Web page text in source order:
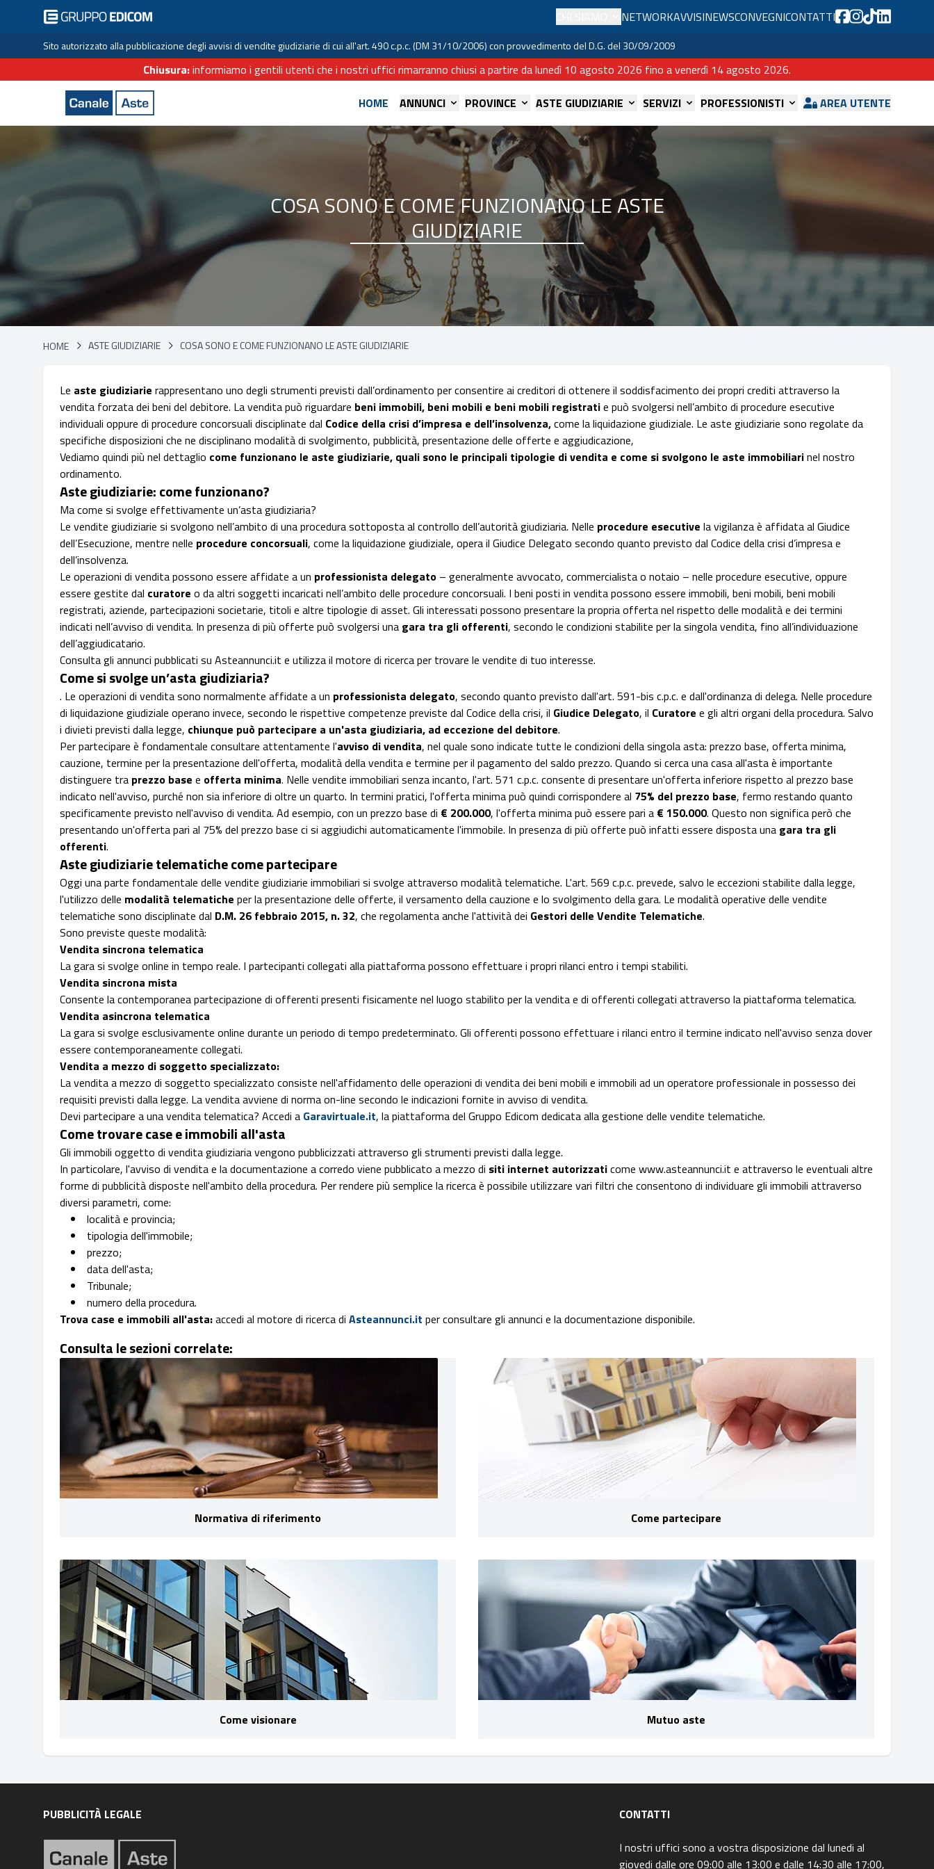
NETWORKAVVISINEWSCONVEGNICONTATTI
Sito autorizzato alla pubblicazione degli avvisi di vendite giudiziarie di cui all'art. 490 c.p.c. (DM 31/10/2006) con provvedimento del D.G. del 30/09/2009
Chiusura:informiamo i gentili utenti che i nostri uffici rimarranno chiusi a partire da lunedì 10 agosto 2026 fino a venerdì 14 agosto 2026.
HOME
ANNUNCI PROVINCE ASTE GIUDIZIARIE SERVIZI PROFESSIONISTI AREA UTENTE
COSA SONO E COME FUNZIONANO LE ASTE
GIUDIZIARIE
HOMEHOMEASTE GIUDIZIARIE COSA SONO E COME FUNZIONANO LE ASTE GIUDIZIARIE
Le aste giudiziarie rappresentano uno degli strumenti previsti dall’ordinamento per consentire ai creditori di ottenere il soddisfacimento dei propri crediti attraverso la
vendita forzata dei beni del debitore. La vendita può riguardare beni immobili, beni mobili e beni mobili registratie può svolgersi nell’ambito di procedure esecutive
individuali oppure di procedure concorsuali disciplinate dal Codice della crisi d’impresa e dell’insolvenza,come la liquidazione giudiziale. Le aste giudiziarie sono regolate da
specifiche disposizioni che ne disciplinano modalità di svolgimento, pubblicità, presentazione delle offerte e aggiudicazione,
Vediamo quindi più nel dettaglio come funzionano le aste giudiziarie, quali sono le principali tipologie di vendita e come si svolgono le aste immobiliarinel nostro
ordinamento.
Aste giudiziarie: come funzionano?
Ma come si svolge effettivamente un’asta giudiziaria?
Le vendite giudiziarie si svolgono nell’ambito di una procedura sottoposta al controllo dell’autorità giudiziaria. Nelle procedure esecutive la vigilanza è affidata al Giudice
dell’Esecuzione, mentre nelle procedure concorsuali, come la liquidazione giudiziale, opera il Giudice Delegato secondo quanto previsto dal Codice della crisi d’impresa e
dell’insolvenza.
Le operazioni di vendita possono essere affidate a un professionista delegato – generalmente avvocato, commercialista o notaio – nelle procedure esecutive, oppure
essere gestite dal curatore o da altri soggetti incaricati nell’ambito delle procedure concorsuali. I beni posti in vendita possono essere immobili, beni mobili, beni mobili
registrati, aziende, partecipazioni societarie, titoli e altre tipologie di asset. Gli interessati possono presentare la propria offerta nel rispetto delle modalità e dei termini
indicati nell’avviso di vendita. In presenza di più offerte può svolgersi una gara tra gli offerenti, secondo le condizioni stabilite per la singola vendita, fino all’individuazione
dell’aggiudicatario.
Consulta gli annunci pubblicati su Asteannunci.it e utilizza il motore di ricerca per trovare le vendite di tuo interesse.
Come si svolge un’asta giudiziaria?
. Le operazioni di vendita sono normalmente affidate a un professionista delegato, secondo quanto previsto dall'art. 591-bis c.p.c. e dall'ordinanza di delega. Nelle procedure
di liquidazione giudiziale operano invece, secondo le rispettive competenze previste dal Codice della crisi, il Giudice Delegato, il Curatore e gli altri organi della procedura. Salvo
i divieti previsti dalla legge, chiunque può partecipare a un'asta giudiziaria, ad eccezione del debitore.
Per partecipare è fondamentale consultare attentamente l'avviso di vendita, nel quale sono indicate tutte le condizioni della singola asta: prezzo base, offerta minima,
cauzione, termine per la presentazione dell'offerta, modalità della vendita e termine per il pagamento del saldo prezzo. Quando si cerca una casa all'asta è importante
distinguere tra prezzo base e offerta minima. Nelle vendite immobiliari senza incanto, l'art. 571 c.p.c. consente di presentare un'offerta inferiore rispetto al prezzo base
indicato nell'avviso, purché non sia inferiore di oltre un quarto. In termini pratici, l'offerta minima può quindi corrispondere al 75% del prezzo base, fermo restando quanto
specificamente previsto nell'avviso di vendita. Ad esempio, con un prezzo base di € 200.000, l'offerta minima può essere pari a € 150.000. Questo non significa però che
presentando un'offerta pari al 75% del prezzo base ci si aggiudichi automaticamente l'immobile. In presenza di più offerte può infatti essere disposta una gara tra gli
offerenti.
Aste giudiziarie telematiche come partecipare
Oggi una parte fondamentale delle vendite giudiziarie immobiliari si svolge attraverso modalità telematiche. L'art. 569 c.p.c. prevede, salvo le eccezioni stabilite dalla legge,
l'utilizzo delle modalità telematiche per la presentazione delle offerte, il versamento della cauzione e lo svolgimento della gara. Le modalità operative delle vendite
telematiche sono disciplinate dal D.M. 26 febbraio 2015, n. 32, che regolamenta anche l'attività dei Gestori delle Vendite Telematiche.
Sono previste queste modalità:
Vendita sincrona telematica
La gara si svolge online in tempo reale. I partecipanti collegati alla piattaforma possono effettuare i propri rilanci entro i tempi stabiliti.
Vendita sincrona mista
Consente la contemporanea partecipazione di offerenti presenti fisicamente nel luogo stabilito per la vendita e di offerenti collegati attraverso la piattaforma telematica.
Vendita asincrona telematica
La gara si svolge esclusivamente online durante un periodo di tempo predeterminato. Gli offerenti possono effettuare i rilanci entro il termine indicato nell'avviso senza dover
essere contemporaneamente collegati.
Vendita a mezzo di soggetto specializzato:
La vendita a mezzo di soggetto specializzato consiste nell'affidamento delle operazioni di vendita dei beni mobili e immobili ad un operatore professionale in possesso dei
requisiti previsti dalla legge. La vendita avviene di norma on-line secondo le indicazioni fornite in avviso di vendita.
Devi partecipare a una vendita telematica? Accedi a Garavirtuale.it, la piattaforma del Gruppo Edicom dedicata alla gestione delle vendite telematiche.
Come trovare case e immobili all'asta
Gli immobili oggetto di vendita giudiziaria vengono pubblicizzati attraverso gli strumenti previsti dalla legge.
In particolare, l'avviso di vendita e la documentazione a corredo viene pubblicato a mezzo di siti internet autorizzaticome www.asteannunci.it e attraverso le eventuali altre
forme di pubblicità disposte nell'ambito della procedura. Per rendere più semplice la ricerca è possibile utilizzare vari filtri che consentono di individuare gli immobili attraverso
diversi parametri, come:
località e provincia;
tipologia dell'immobile;
prezzo;
data dell'asta;
Tribunale;
numero della procedura.
Trova case e immobili all'asta:accedi al motore di ricerca di Asteannunci.it per consultare gli annunci e la documentazione disponibile.
Consulta le sezioni correlate:
Normativa di riferimento Come partecipare
Come visionare Mutuo aste
PUBBLICITÀ LEGALE
CONTATTI
I nostri uffici sono a vostra disposizione dal lunedi al
giovedi dalle ore 09:00 alle 13:00 e dalle 14:30 alle 17:00,